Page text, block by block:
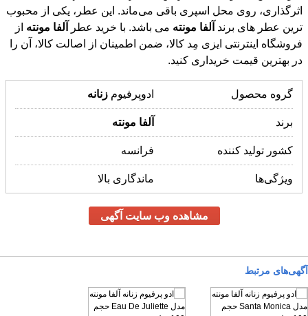
ترین عطر های برند آلفا مونته می باشد. با خرید عطر آلفا مونته ازفروشگاه اینترنتی ایزی مِد کالا، ضمن اطمینان از اصالت کالا، آن را
در بهترین قیمت خریداری کنید.
گروه محصول ادوپرفیوم زنانه
برند آلفا مونته
کشور تولید کننده فرانسه
ویژگی‌ها ماندگاری بالا
مشاهده وب سایت آگهی
آگهی‌های مرتبط